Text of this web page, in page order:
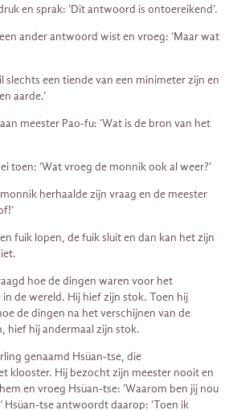
en sprak: ’Dit antwoord is ontoereikend’.
ander antwoord wist en vroeg: ‘Maar wat
slechts een tiende van een minimeter zijn en
aarde.’
meester Pao-fu: ‘Wat is de bron van het
toen: ‘Wat vroeg de monnik ook al weer?’
herhaalde zijn vraag en de meester
fuik lopen, de fuik sluit en dan kan het zijn
hoe de dingen waren voor het
de wereld. Hij hief zijn stok. Toen hij
de dingen na het verschijnen van de
hief hij andermaal zijn stok.
genaamd Hsüan-tse, die
klooster. Hij bezocht zijn meester nooit en
en vroeg Hsüan-tse: ’Waarom ben jij nou
Hsüan-tse antwoordt daarop: ‘Toen ik